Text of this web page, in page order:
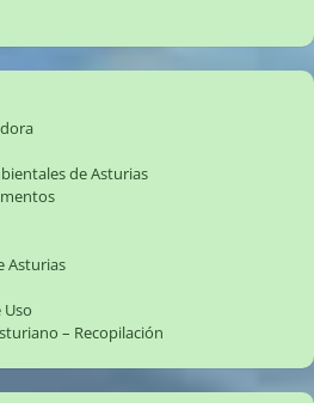
de Asturias
Asturias
– Recopilación